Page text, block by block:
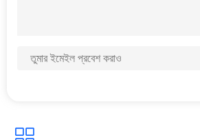
ফ্ল্যাট নমনীয় ফিতা তার